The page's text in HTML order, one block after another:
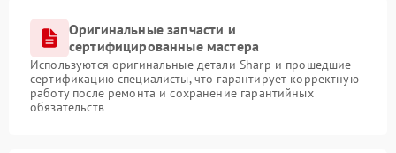
Оригинальные запчасти и
сертифицированные мастера
Используются оригинальные детали Sharp и прошедшие
сертификацию специалисты, что гарантирует корректную
работу после ремонта и сохранение гарантийных
обязательств